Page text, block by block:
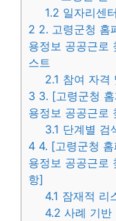
1.2 일자리센
2 2. 고령군청 홈
용정보 공공근로
스트
2.1 참여 자격
3 3. [고령군청
용정보 공공근로
3.1 단계별 검
4 4. [고령군청
용정보 공공근로
항]
4.1 잠재적 리
4.2 사례 기반